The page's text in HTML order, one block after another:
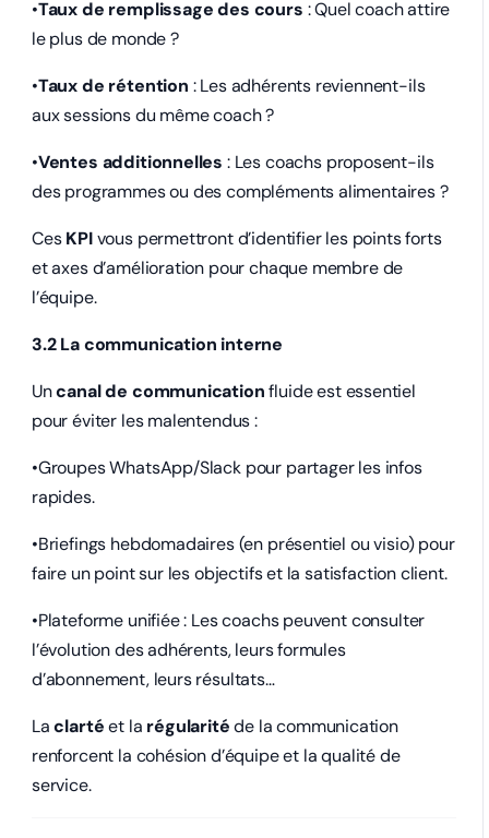
•Taux de remplissage des cours : Quel coach attire
le plus de monde ?
•Taux de rétention : Les adhérents reviennent-ils
aux sessions du même coach ?
•Ventes additionnelles : Les coachs proposent-ils
des programmes ou des compléments alimentaires ?
CesKPIvous permettront d’identifier les points forts
et axes d’amélioration pour chaque membre de
l’équipe.
3.2 La communication interne
Uncanal de communicationfluide est essentiel
pour éviter les malentendus :
•Groupes WhatsApp/Slack pour partager les infos
rapides.
•Briefings hebdomadaires (en présentiel ou visio) pour
faire un point sur les objectifs et la satisfaction client.
•Plateforme unifiée : Les coachs peuvent consulter
l’évolution des adhérents, leurs formules
d’abonnement, leurs résultats…
Laclartéet la régularitéde la communication
renforcent la cohésion d’équipe et la qualité de
service.